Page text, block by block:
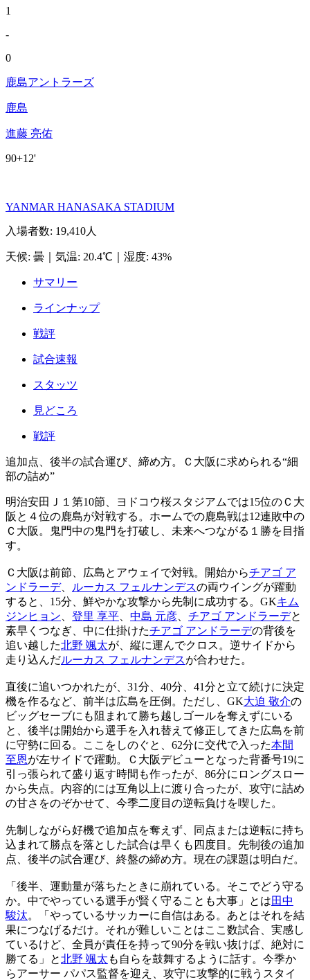
1
-
0
鹿島アントラーズ
鹿島
進藤 亮佑
90+12'
YANMAR HANASAKA STADIUM
入場者数: 19,410人
天候: 曇 気温: 20.4℃ 湿度: 43%
サマリー
ラインナップ
戦評
試合速報
スタッツ
見どころ
戦評
追加点、後半の試合運び、締め方。Ｃ大阪に求められる“細
部の詰め”
明治安田Ｊ１第10節、ヨドコウ桜スタジアムでは15位のＣ大
阪と４位の鹿島が対戦する。ホームでの鹿島戦は12連敗中の
Ｃ大阪。鬼門中の鬼門を打破し、未来へつながる１勝を目指
す。
Ｃ大阪は前節、広島とアウェイで対戦。開始からチアゴ ア
ンドラーデ、 ルーカス フェルナンデスの両ウイングが躍動
すると、15分、鮮やかな攻撃から先制に成功する。GKキム
ジンヒョン
登里 享平 中島 元彦 チアゴ アンドラーデと
素早くつなぎ、中に仕掛けたチアゴ アンドラーデの背後を
追い越した北野 颯太が、縦に運んでクロス。逆サイドから
走り込んだルーカス フェルナンデスが合わせた。
直後に追いつかれたが、31分、40分、41分と立て続けに決定
機を作るなど、前半は広島を圧倒。ただし、GK大迫 敬介の
ビッグセーブにも阻まれて勝ち越しゴールを奪えずにいる
と、後半は開始から選手を入れ替えて修正してきた広島を前
に守勢に回る。ここをしのぐと、62分に交代で入った本間
至恩が左サイドで躍動。Ｃ大阪デビューとなった背番号19に
引っ張られて盛り返す時間も作ったが、86分にロングスロー
から失点。内容的には互角以上に渡り合ったが、攻守に詰め
の甘さをのぞかせて、今季二度目の逆転負けを喫した。
先制しながら好機で追加点を奪えず、同点または逆転に持ち
込まれて勝点を落とした試合は早くも四度目。先制後の追加
点、後半の試合運び、終盤の締め方。現在の課題は明白だ。
「後半、運動量が落ちたときに崩れている。そこでどう守る
か。中でやっている選手が賢く守ることも大事」とは田中
駿汰。「やっているサッカーに自信はある。あとはそれを結
果につなげるだけ。それが難しいことはここ数試合、実感し
ているけど、全員が責任を持って90分を戦い抜けば、絶対に
勝てる」と北野 颯太 も自らを鼓舞するように話す。今季か
らアーサー パパス監督を迎え、攻守に攻撃的に戦うスタイ